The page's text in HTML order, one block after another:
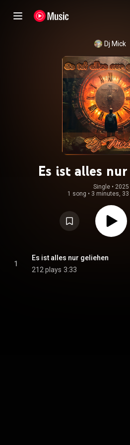
Dj Mick
Es ist alles
Single • 2025
1 song • 3 minutes,
1
Es ist alles nur geliehen
212 plays 3:33